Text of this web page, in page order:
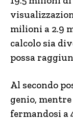
milioni a 2.9
calcolo sia
possa
Al secondo
genio,
fermandosi